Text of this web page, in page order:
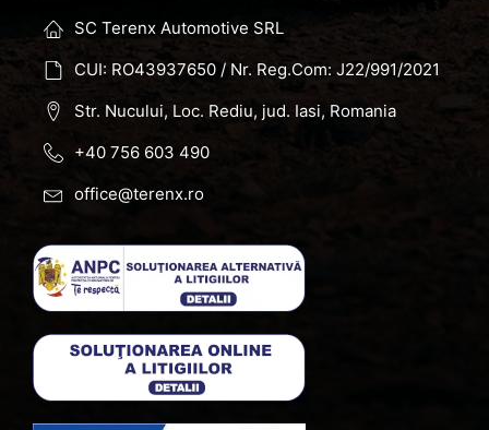
SC Terenx Automotive SRL
CUI: RO43937650 / Nr. Reg.Com: J22/991/2021
Str. Nucului, Loc. Rediu, jud. Iasi, Romania
+40 756 603 490
office@terenx.ro